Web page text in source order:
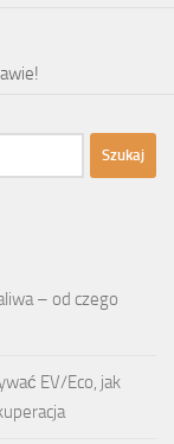
– od czego
EV/Eco, jak